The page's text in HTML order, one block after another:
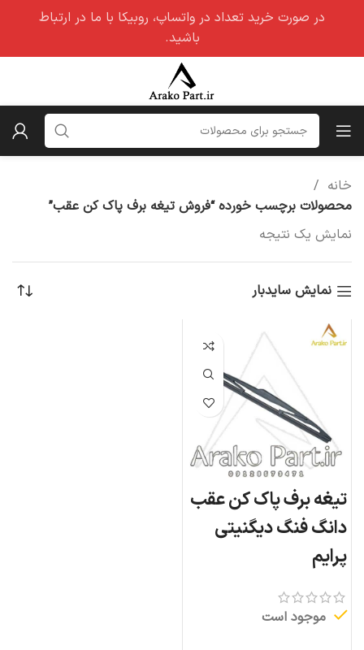
خانه
محصولات برچسب خورده “فروش تیغه برف پاک کن عقب”
نمایش یک نتیجه
نمایش سایدبار
تیغه برف پاک کن عقب
دانگ فنگ دیگنیتی
پرایم
موجود است
در صورت خرید تعداد در واتساپ، روبیکا با ما در ارتباط
باشید.